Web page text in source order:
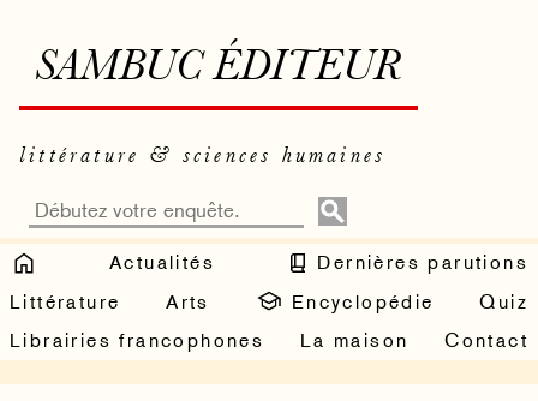
SAMBUC ÉDITEUR
littérature & sciences humaines
Actualités
Dernières parutions
Littérature
Arts Encyclopédie
Quiz
Librairies francophones
La maison Contact